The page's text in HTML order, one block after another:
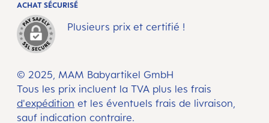
© 2025, MAM Babyartikel GmbH
Tous les prix incluent la TVA plus les frais
d'expédition et les éventuels frais de livraison,
sauf indication contraire.
ACHAT SÉCURISÉ
Plusieurs prix et certifié !